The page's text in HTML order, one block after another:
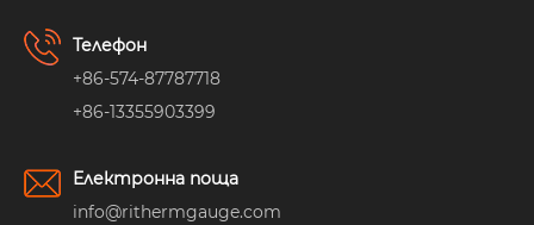
Телефон
+86-574-87787718
+86-13355903399
Електронна поща
info@rithermgauge.com